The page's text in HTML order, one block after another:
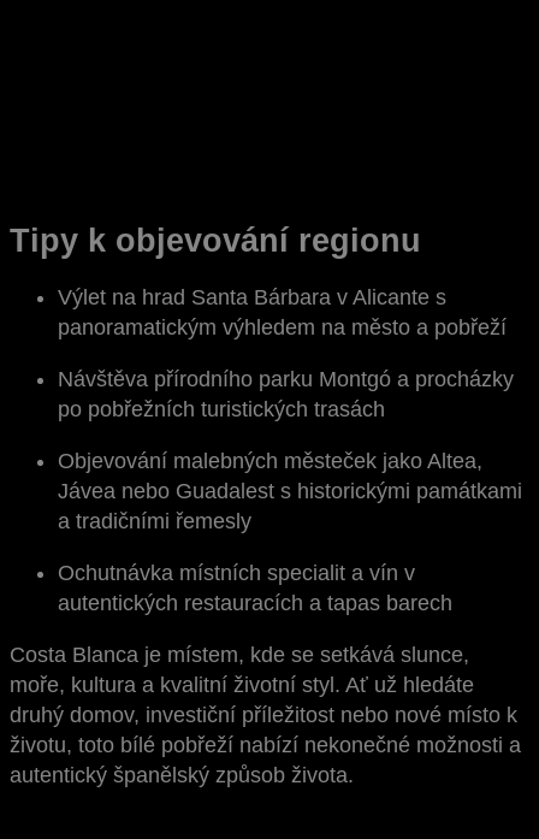
Tipy k objevování regionu
Výlet na hrad Santa Bárbara v Alicante s
panoramatickým výhledem na město a pobřeží
Návštěva přírodního parku Montgó a procházky
po pobřežních turistických trasách
Objevování malebných městeček jako Altea,
Jávea nebo Guadalest s historickými památkami
a tradičními řemesly
Ochutnávka místních specialit a vín v
autentických restauracích a tapas barech
Costa Blanca je místem, kde se setkává slunce,
moře, kultura a kvalitní životní styl. Ať už hledáte
druhý domov, investiční příležitost nebo nové místo k
životu, toto bílé pobřeží nabízí nekonečné možnosti a
autentický španělský způsob života.